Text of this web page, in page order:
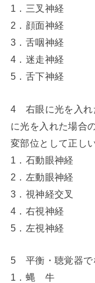
1．三叉神経
2．顔面神経
3．舌咽神経
4．迷走神経
5．舌下神経
4 右眼に光を入れ
に光を入れた場合
変部位として正し
1．石動眼神経
2．左動眼神経
3．視神経交叉
4．右視神経
5．左視神経
5 平衡・聴覚器で
1．蝿 牛